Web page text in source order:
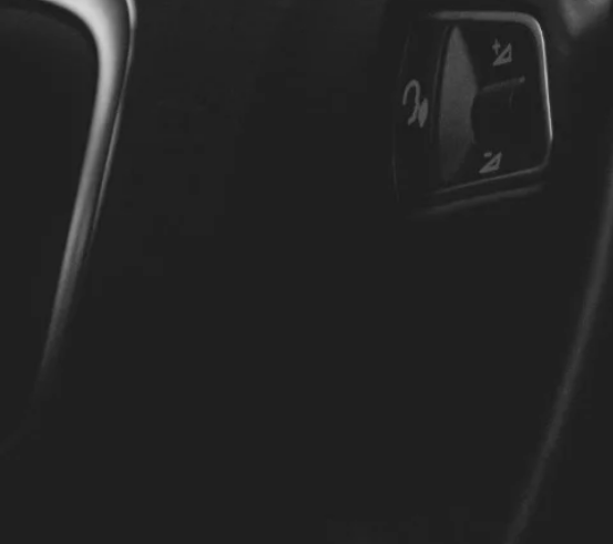
Über uns